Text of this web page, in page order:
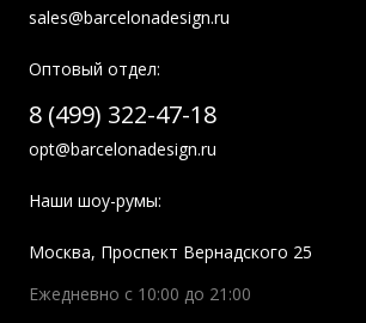
sales@barcelonadesign.ru
Оптовый отдел:
8 (499) 322-47-18
opt@barcelonadesign.ru
Наши шоу-румы:
Москва, Проспект Вернадского 25
Ежедневно с 10:00 до 21:00